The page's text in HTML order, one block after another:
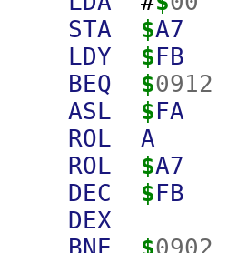
STA $A7
LDY $FB
BEQ $0912
ASL $FA
ROL
A
ROL $A7
DEC $FB
DEX
BNE $0902